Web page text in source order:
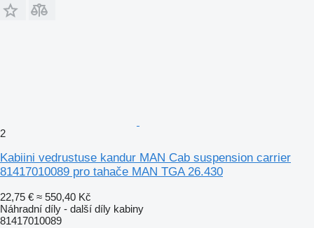
2
Kabiini vedrustuse kandur MAN Cab suspension carrier
81417010089 pro tahače MAN TGA 26.430
22,75 € ≈ 550,40 Kč
Náhradní díly - další díly kabiny
81417010089